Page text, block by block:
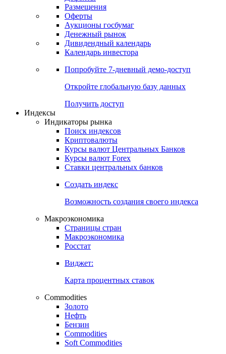
Получить доступ
Календарь
Календарь событий
Дефолты
Размещения
Оферты
Денежный рынок
Календарь инвестора
Попробуйте7-дневный
Откройте глобальную базу данных
Получить доступ
Индикаторы рынка
Поиск индексов
Курсы валют Центральных Банков
Ставки центральных банков
Создать индекс
Возможность создания своего индекса
Страницы стран
Росстат
Виджет:
Карта процентных ставок
Commodities
Золото